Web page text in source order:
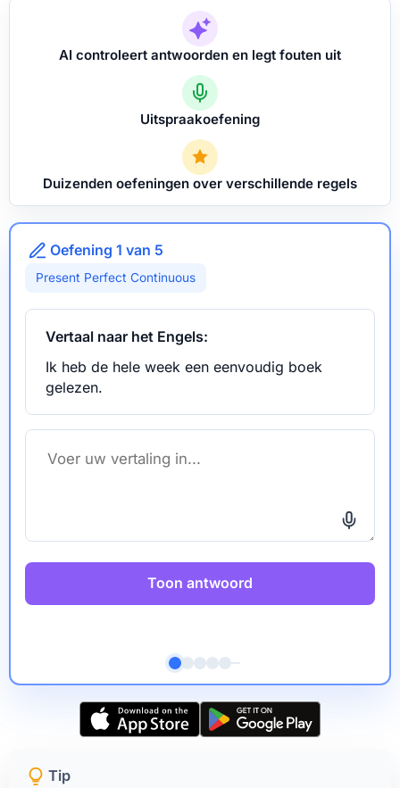
AI controleert antwoorden en legt fouten uit
Uitspraakoefening
Duizenden oefeningen over verschillende regels
Oefening 1 van 5
Present Perfect Continuous
Vertaal naar het Engels:
Ik heb de hele week een eenvoudig boek
gelezen.
Toon antwoord
Tip